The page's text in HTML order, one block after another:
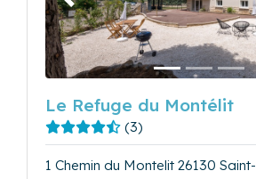
Précédent
Le Refuge du Montélit
(3)
1 Chemin du Montelit 26130